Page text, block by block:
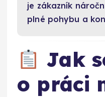
je zákazník
plné pohybu a
Jak
o práci